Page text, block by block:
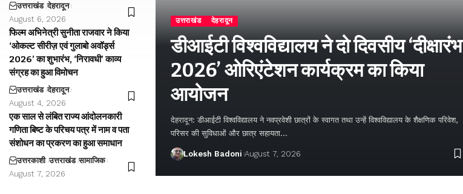
उत्तराखंड देहरादून
August 6, 2026
फिल्म अभिनेत्री सुनीता राजवार ने किया
‘ओकल्ट सीरीज़ एवं गुलाबो अवॉर्ड्स
2026’ का शुभारंभ, ‘निरावधी’ काव्य
संग्रह का हुआ विमोचन
उत्तराखंड देहरादून
August 4, 2026
एक साल से लंबित राज्य आंदोलनकारी
गणिता बिष्ट के परिचय पत्र में नाम व पता
संशोधन का प्रकरण का हुआ समाधान
उत्तरकाशी उत्तराखंड सामाजिक
August 7, 2026
उत्तराखंड देहरादून
डीआईटी विश्वविद्यालय ने दो दिवसीय ‘दीक्षारंभ
2026’ ओरिएंटेशन कार्यक्रम का किया
आयोजन
देहरादून: डीआईटी विश्वविद्यालय ने नवप्रवेशी छात्रों के स्वागत तथा उन्हें विश्वविद्यालय के शैक्षणिक परिवेश,
परिसर की सुविधाओं और छात्र सहायता…
Lokesh Badoni August 7, 2026